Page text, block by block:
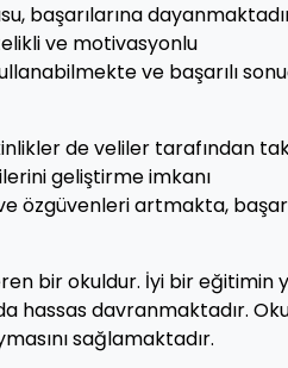
başarılarına
ve motivasyonlu
ve başarılı
de veliler tarafından
geliştirme imkanı
özgüvenleri artmakta,
bir okuldur. İyi bir eğitimin
hassas davranmaktadır.
sağlamaktadır.